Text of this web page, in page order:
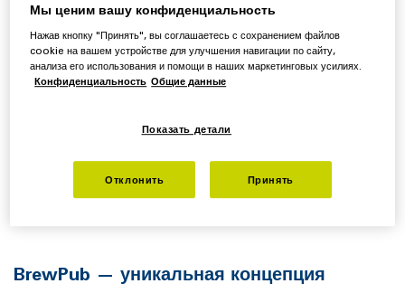
BrewPub — уникальная концепция
Мы ценим вашу конфиденциальность
Нажав кнопку "Принять", вы соглашаетесь с сохранением файлов
cookie на вашем устройстве для улучшения навигации по сайту,
анализа его использования и помощи в наших маркетинговых усилиях.
Конфиденциальность Общие данные
Показать детали
Отклонить Принять